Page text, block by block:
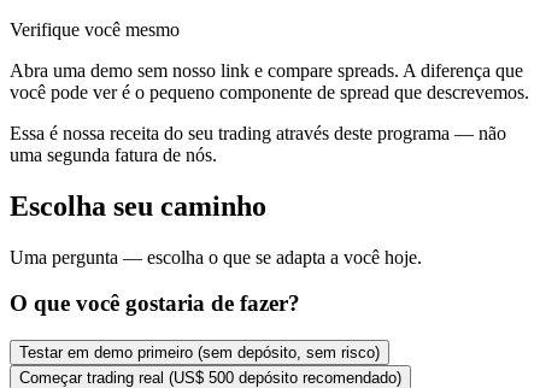
Verifique você mesmo
Abra uma demo sem nosso link e compare spreads. A diferença que
você pode ver é o pequeno componente de spread que descrevemos.
Essa é nossa receita do seu trading através deste programa — não
uma segunda fatura de nós.
Escolha seu caminho
Uma pergunta — escolha o que se adapta a você hoje.
O que você gostaria de fazer?
Testar em demo primeiro (sem depósito, sem risco)
Começar trading real (US$ 500 depósito recomendado)